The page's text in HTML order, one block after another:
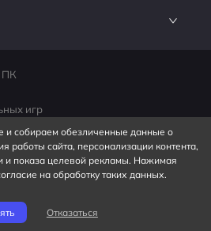
ПК
игр
бустер
собираем обезличенные данные о
работы сайта, персонализации контента,
и показа целевой рекламы. Нажимая
на обработку таких данных.
Отказаться